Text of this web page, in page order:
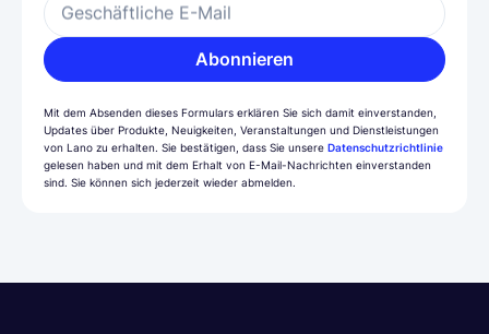
Geschäftliche E-Mail
Abonnieren
Mit dem Absenden dieses Formulars erklären Sie sich damit einverstanden,
Updates über Produkte, Neuigkeiten, Veranstaltungen und Dienstleistungen
von Lano zu erhalten. Sie bestätigen, dass Sie unsere Datenschutzrichtlinie
gelesen haben und mit dem Erhalt von E-Mail-Nachrichten einverstanden
sind. Sie können sich jederzeit wieder abmelden.